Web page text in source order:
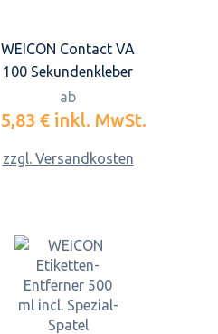
WEICON Contact VA
100 Sekundenkleber
ab
5,83 € inkl. MwSt.
zzgl. Versandkosten